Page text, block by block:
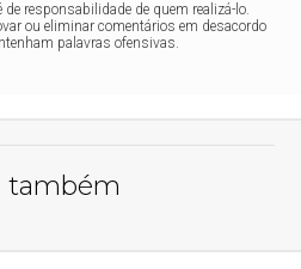
responsabilidade de quem realizá-lo.
ou eliminar comentários em desacordo
palavras ofensivas.
também